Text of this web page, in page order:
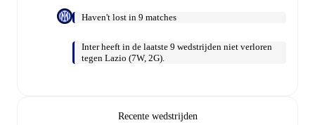
Haven't lost in 9 matches
Inter heeft in de laatste 9 wedstrijden niet verloren
tegen Lazio (7W, 2G).
Recente wedstrijden